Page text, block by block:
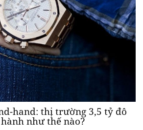
hand: thị trường 3,5 tỷ đô
như thế nào?